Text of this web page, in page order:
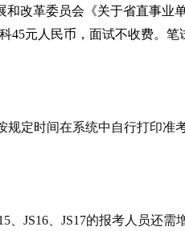
和改革委员会《关于省直事业
45元人民币，面试不收费。笔
定时间在系统中自行打印准考
、JS16、JS17的报考人员还需